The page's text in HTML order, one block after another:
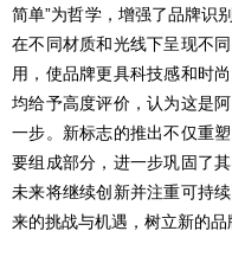
简单”为哲学，增强了品牌识
在不同材质和光线下呈现不
用，使品牌更具科技感和时
均给予高度评价，认为这是
一步。新标志的推出不仅重
要组成部分，进一步巩固了
未来将继续创新并注重可持
来的挑战与机遇，树立新的品